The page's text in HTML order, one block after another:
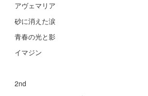
アヴェマリア
砂に消えた涙
青春の光と影
イマジン
2nd